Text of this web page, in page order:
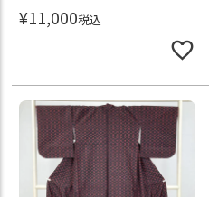
¥11,000税込